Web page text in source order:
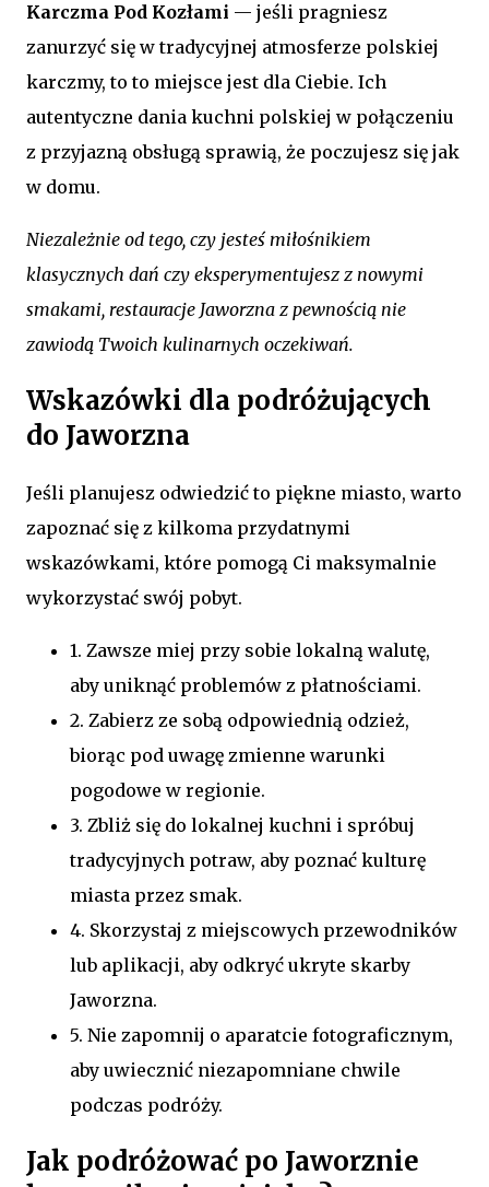
Karczma Pod Kozłami — jeśli pragniesz
zanurzyć się w tradycyjnej atmosferze polskiej
karczmy, to to miejsce jest dla Ciebie. Ich
autentyczne dania kuchni polskiej w połączeniu
z przyjazną obsługą sprawią, że poczujesz się jak
w domu.
Niezależnie od tego, czy jesteś miłośnikiem
klasycznych dań czy eksperymentujesz z nowymi
smakami, restauracje Jaworzna z pewnością nie
zawiodą Twoich kulinarnych oczekiwań.
Wskazówki dla podróżujących
do Jaworzna
Jeśli planujesz odwiedzić to piękne miasto, warto
zapoznać się z kilkoma przydatnymi
wskazówkami, które pomogą Ci maksymalnie
wykorzystać swój pobyt.
1. Zawsze miej przy sobie lokalną walutę,
aby uniknąć problemów z płatnościami.
2. Zabierz ze sobą odpowiednią odzież,
biorąc pod uwagę zmienne warunki
pogodowe w regionie.
3. Zbliż się do lokalnej kuchni i spróbuj
tradycyjnych potraw, aby poznać kulturę
miasta przez smak.
4. Skorzystaj z miejscowych przewodników
lub aplikacji, aby odkryć ukryte skarby
Jaworzna.
5. Nie zapomnij o aparatcie fotograficznym,
aby uwiecznić niezapomniane chwile
podczas podróży.
Jak podróżować po Jaworznie